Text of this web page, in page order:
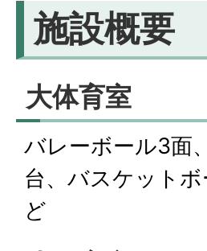
施設概要
大体育室
バレーボール3面
台、バスケット
ど